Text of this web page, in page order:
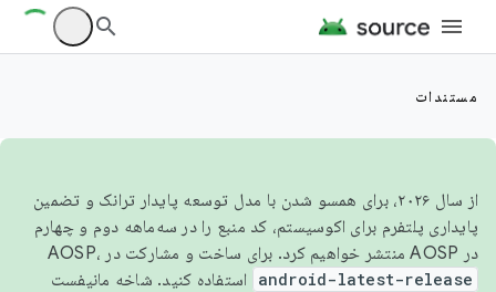
مستندات
از سال ۲۰۲۶، برای همسو شدن با مدل توسعه پایدار ترانک و تضمین
پایداری پلتفرم برای اکوسیستم، کد منبع را در سه‌ماهه دوم و چهارم
در AOSP منتشر خواهیم کرد. برای ساخت و مشارکت در AOSP،
android-latest-release استفاده کنید. شاخه مانیفست